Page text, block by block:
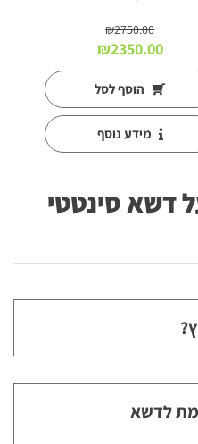
₪2750.00
המחיר
המקורי
היה:
₪2750.00.
₪2350.00
הנוכחי
הוא:
₪2350.00.
הוסף לסל
מידע נוסף
דשא סינטטי
לדשא